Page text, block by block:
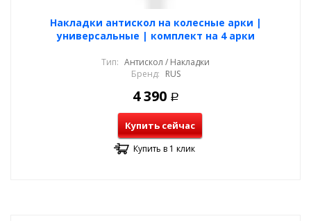
Накладки антискол на колесные арки |
универсальные | комплект на 4 арки
Тип: Антискол / Накладки
Бренд: RUS
4 390 Р
Купить сейчас
Купить в 1 клик